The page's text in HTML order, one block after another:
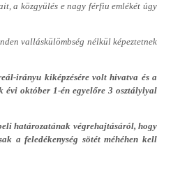
a közgyülés e nagy férfiu emlékét úgy
valláskülömbség nélkül képeztetnek
irányu kiképzésére volt hivatva és a
évi október 1-én egyelőre 3 osztálylyal
határozatának végrehajtásáról, hogy
a feledékenység sötét méhéhen kell